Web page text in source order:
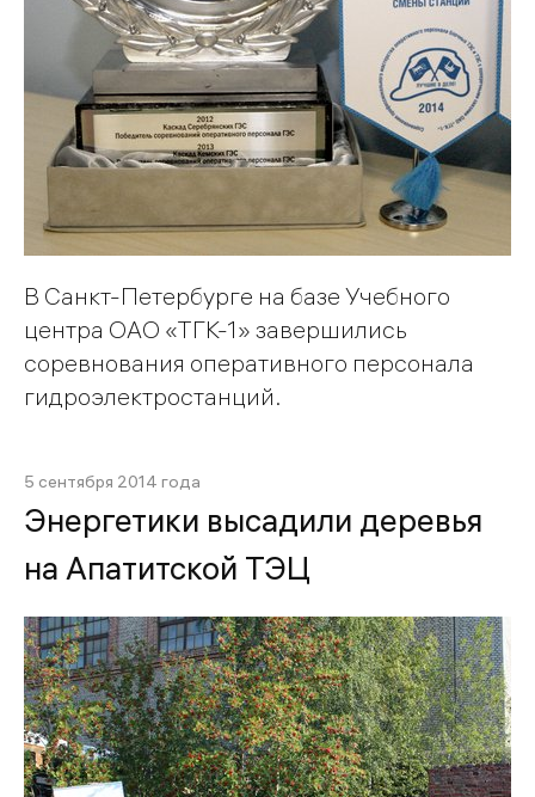
В Санкт-Петербурге на базе Учебного
центра ОАО «ТГК-1» завершились
соревнования оперативного персонала
гидроэлектростанций.
5 сентября 2014 года
Энергетики высадили деревья
на Апатитской ТЭЦ